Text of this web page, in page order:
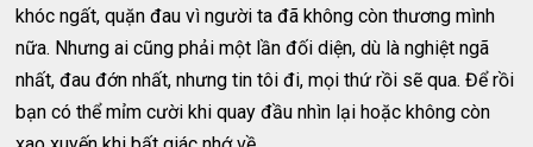
khóc ngất, quặn đau vì người ta đã không còn thương mình
nữa. Nhưng ai cũng phải một lần đối diện, dù là nghiệt ngã
nhất, đau đớn nhất, nhưng tin tôi đi, mọi thứ rồi sẽ qua. Để rồi
bạn có thể mỉm cười khi quay đầu nhìn lại hoặc không còn